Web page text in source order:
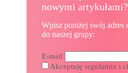
nowymi artykułami?
Wpisz poniżej swój adres
do naszej grupy:
E-mail
Akceptuję regulamin i